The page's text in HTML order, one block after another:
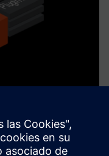
a collection of
tools that simplify